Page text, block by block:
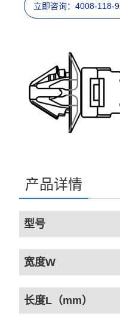
立即咨询：4008-118-
产品详情
型号
宽度W
长度L（mm）